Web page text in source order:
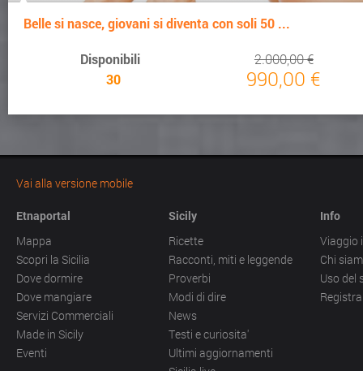
Belle si nasce, giovani si diventa con soli 50 ...
Disponibili
30
2.000,00 €
990,00 €
Vai alla versione mobile
Etnaportal
Mappa
Scopri la Sicilia
Dove dormire
Dove mangiare
Servizi Commerciali
Made in Sicily
Eventi
Sicily
Ricette
Racconti, miti e leggende
Proverbi
Modi di dire
News
Testi e curiosita'
Ultimi aggiornamenti
Info
Viaggio
Chi
Uso del